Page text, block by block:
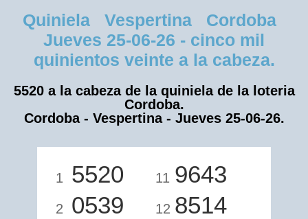
Quiniela Vespertina Cordoba
Jueves 25-06-26 - cinco mil
quinientos veinte a la cabeza.
5520 a la cabeza de la quiniela de la loteria
Cordoba.
Cordoba - Vespertina - Jueves 25-06-26.
1 5520
2 0539
11 9643
12 8514